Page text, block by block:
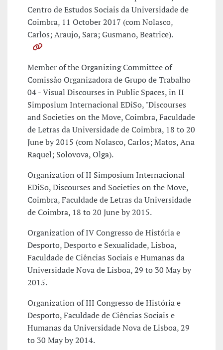
Centro de Estudos Sociais da Universidade de
Coimbra, 11 October 2017 (com Nolasco,
Carlos; Araujo, Sara; Gusmano, Beatrice).
Member of the Organizing Committee of
Comissão Organizadora de Grupo de Trabalho
04 - Visual Discourses in Public Spaces, in II
Simposium Internacional EDiSo, "Discourses
and Societies on the Move, Coimbra, Faculdade
de Letras da Universidade de Coimbra, 18 to 20
June by 2015 (com Nolasco, Carlos; Matos, Ana
Raquel; Solovova, Olga).
Organization of II Simposium Internacional
EDiSo, Discourses and Societies on the Move,
Coimbra, Faculdade de Letras da Universidade
de Coimbra, 18 to 20 June by 2015.
Organization of IV Congresso de História e
Desporto, Desporto e Sexualidade, Lisboa,
Faculdade de Ciências Sociais e Humanas da
Universidade Nova de Lisboa, 29 to 30 May by
2015.
Organization of III Congresso de História e
Desporto, Faculdade de Ciências Sociais e
Humanas da Universidade Nova de Lisboa, 29
to 30 May by 2014.